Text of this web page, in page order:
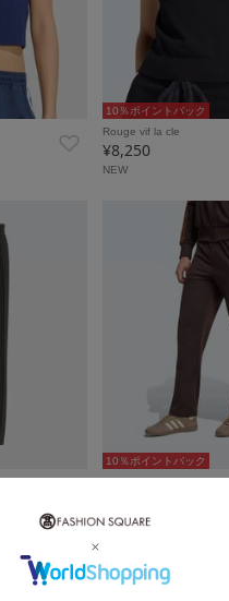
10％ポイントバック
Rouge vif la cle
¥8,250
NEW
10％ポイントバック
Rouge vif la cle
NEW